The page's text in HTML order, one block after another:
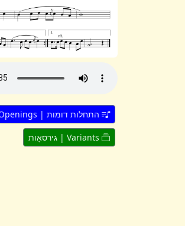
התחלות דומות | Similar Openings | ענלעכע אָנהייבן